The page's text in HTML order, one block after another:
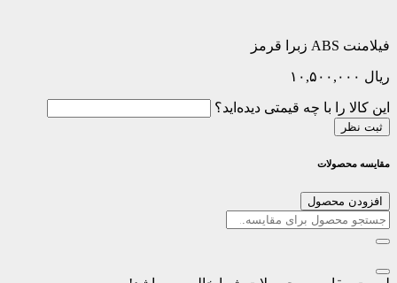
فیلامنت ABS زبرا قرمز
ریال
این کالا را با چه قیمتی دیده‌اید؟
ثبت نظر
مقایسه محصولات
افزودن محصول